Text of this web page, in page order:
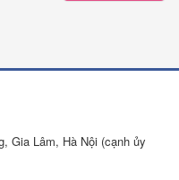
Gia Lâm, Hà Nội (cạnh ủy